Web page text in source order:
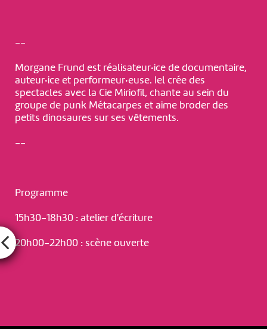
--
Morgane Frund est réalisateur·ice de documentaire,
auteur·ice et performeur·euse. Iel crée des
spectacles avec la Cie Miriofil, chante au sein du
groupe de punk Métacarpes et aime broder des
petits dinosaures sur ses vêtements.
--
Programme
15h30-18h30 : atelier d'écriture
20h00-22h00 : scène ouverte